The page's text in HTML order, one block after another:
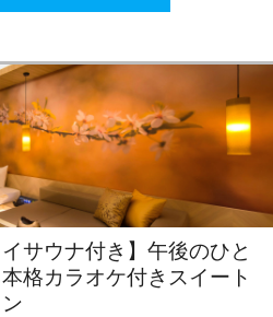
サウナ付き】午後のひと
格カラオケ付きスイート